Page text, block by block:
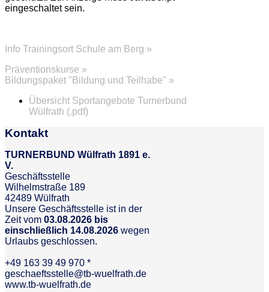
eingeschaltet sein.
Info Trainingsort Schule am Berg »
Präventionskurse »
Bildungspaket "Bildung und Teilhabe" »
Übersicht Sportangebote Turnerbund
Wülfrath (.pdf)
Kontakt
TURNERBUND Wülfrath 1891 e.
V.
Geschäftsstelle
Wilhelmstraße 189
42489 Wülfrath
Unsere Geschäftsstelle ist in der
Zeit vom 03.08.2026 bis
einschließlich 14.08.2026 wegen
Urlaubs geschlossen.
+49 163 39 49 970 *
geschaeftsstelle@tb-wuelfrath.de
www.tb-wuelfrath.de